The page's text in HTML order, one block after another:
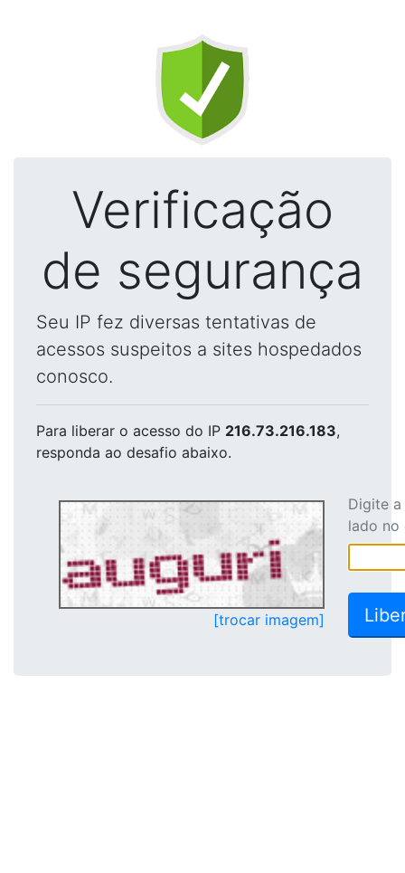
Verificação
de segurança
Seu IP fez diversas tentativas de
acessos suspeitos a sites hospedados
conosco.
Para liberar o acesso do IP 216.73.216.183,
responda ao desafio abaixo.
[trocar imagem]
Digite
lado no